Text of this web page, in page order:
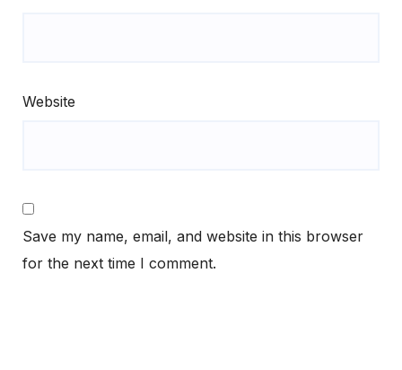
Website
Save my name, email, and website in this browser
for the next time I comment.